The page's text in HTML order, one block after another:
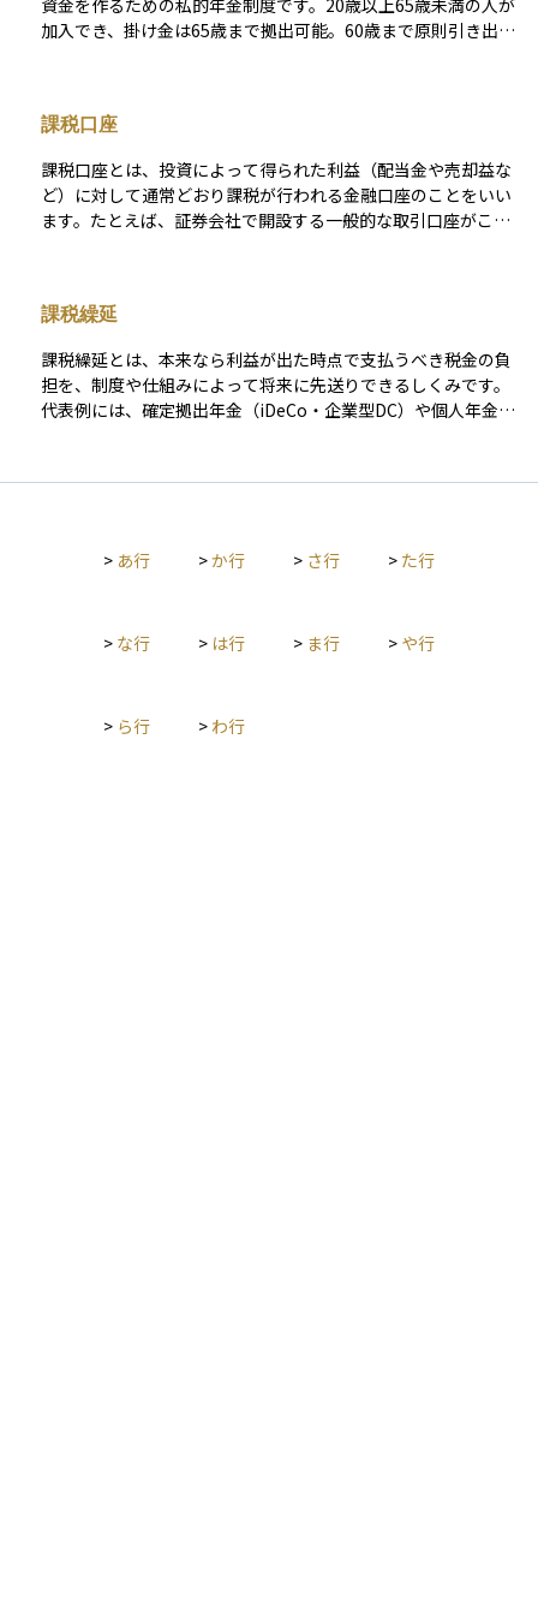
て1人1口座しか持てません。NISAは投資初心者にも利用しやす
い制度として広く普及しており、長期的な資産形成を支援する
資金を作るための私的年金制度です。20歳以上65歳未満の人が
加入でき、掛け金は65歳まで拠出可能。60歳まで原則引き出せ
の手続きが必要です。 投資信託や定期預金、生命保険などの金
融商品で運用し、税制優遇を受けられます。積立時は掛金が全
額所得控除の対象となり、運用時は運用益が非課税、受取時も
一定額が非課税になるなどのメリットがあります。 一方で、証
券口座と異なり各種手数料がかかること、途中引き出しが原則
課税口座
課税口座とは、投資によって得られた利益（配当金や売却益な
ど）に対して通常どおり課税が行われる金融口座のことをいい
ます。たとえば、証券会社で開設する一般的な取引口座がこれ
口座」などがあり、取引の記録方法や納税方法に違いがありま
す。課税口座は税金がかかる一方で、損失が出た場合には「損
益通算」や「繰越控除」といった制度を活用できるというメリ
ットもあります。資産運用を行ううえでは、非課税口座と課税
口座の特性を理解し、自分の投資目的に応じて使い分けること
課税繰延
課税繰延とは、本来なら利益が出た時点で支払うべき税金の負
担を、制度や仕組みによって将来に先送りできるしくみです。
代表例には、確定拠出年金（iDeCo・企業型DC）や個人年金保
させることができます。 また、株式や投資信託の含み益につい
制上の特例ではなく、一般的な課税のタイミングに基づくもの
す。ただし、いずれ課税される前提で、出口戦略を意識した計
> あ行 >か行 > さ行 > た行
> な行 > は行 > ま行 > や行
> ら行 > わ行